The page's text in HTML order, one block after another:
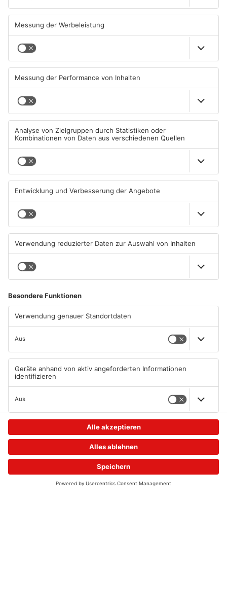
07.08.2026, 16:15 UHR IN KREIS
07.08.2026, 08:15 UHR IN KREIS
Heimbuchenthal?
06.08.2026, 11:39 UHR IN KREIS
ASCHAFFENBURG
Tante Enso übernimmt
einzigen Supermarkt in
06.08.2026, 05:30 UHR IN KREIS
ASCHAFFENBURG